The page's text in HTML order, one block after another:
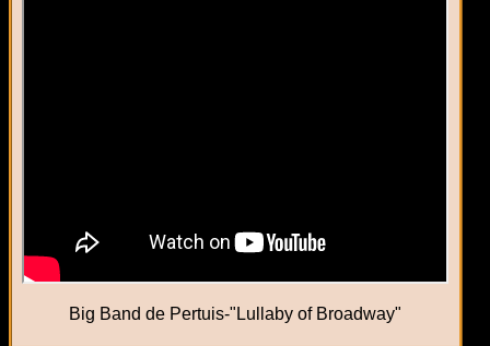
Big Band de Pertuis-"Lullaby of Broadway"